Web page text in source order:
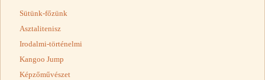
Sütünk-főzünk
Asztalitenisz
Irodalmi-történelmi
Kangoo Jump
Képzőművészet